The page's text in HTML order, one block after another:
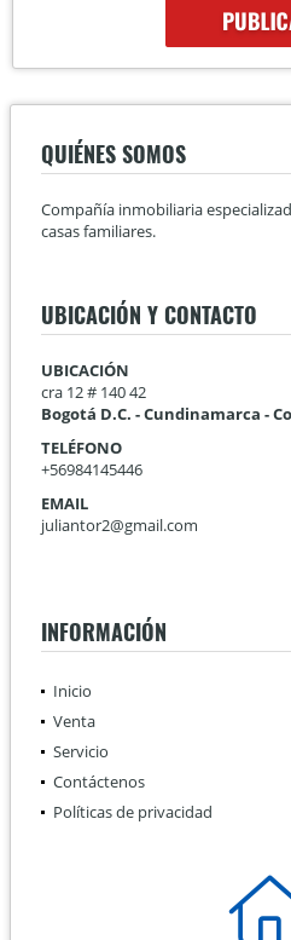
QUIÉNES SOMOS
Compañía inmobiliaria
casas familiares.
UBICACIÓN Y CONTACTO
UBICACIÓN
cra 12 # 140 42
Bogotá D.C. - Cundinamarca -
TELÉFONO
+56984145446
EMAIL
juliantor2@gmail.com
INFORMACIÓN
Inicio
Venta
Servicio
Contáctenos
Políticas de privacidad